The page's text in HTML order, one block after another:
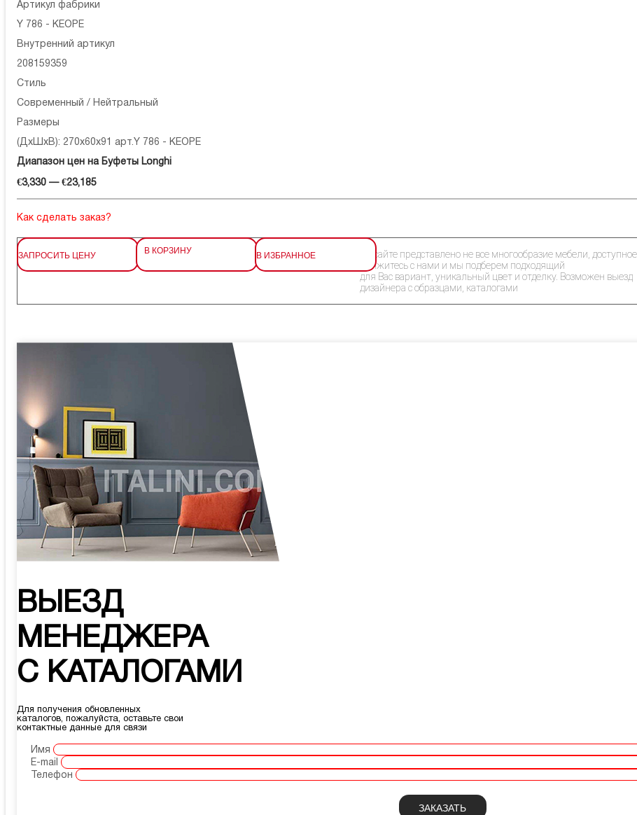
Артикул фабрики
Y 786 - KEOPE
Внутренний артикул
208159359
Стиль
Современный / Нейтральный
Размеры
(ДхШхВ): 270x60x91 арт.Y 786 - KEOPE
Диапазон цен на Буфеты Longhi
€3,330 — €23,185
Как сделать заказ?
ЗАПРОСИТЬ ЦЕНУ В КОРЗИНУ В ИЗБРАННОЕ
На сайте представлено не все многообразие мебели,
Свяжитесь с нами и мы подберем подходящий
для Вас вариант, уникальный цвет и отделку. Возможен выезд
дизайнера с образцами, каталогами
ВЫЕЗД
МЕНЕДЖЕРА
С КАТАЛОГАМИ
Для получения обновленных
каталогов, пожалуйста, оставьте свои
контактные данные для связи
Имя
E-mail
Телефон